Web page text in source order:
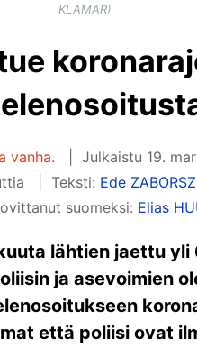
KLAMAR)
vanha. Julkaistu 19.
Teksti: Ede
suomeksi: Elias
lähtien jaettu
ja asevoimien
että poliisi ovat